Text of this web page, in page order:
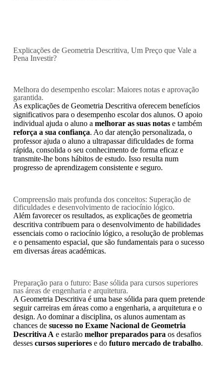
Explicações de Geometria Descritiva, Um Preço que Vale a
Pena Investir?
Melhora do desempenho escolar: Maiores notas e aprovação
garantida.
As explicações de Geometria Descritiva oferecem benefícios
significativos para o desempenho escolar dos alunos. O apoio
individual ajuda o aluno a melhorar as suas notase também
reforça a sua confiança. Ao dar atenção personalizada, o
professor ajuda o aluno a ultrapassar dificuldades de forma
rápida, consolida o seu conhecimento de forma eficaz e
transmite-lhe bons hábitos de estudo. Isso resulta num
progresso de aprendizagem consistente e seguro.
Compreensão mais profunda dos conceitos: Superação de
dificuldades e desenvolvimento de raciocínio lógico.
Além favorecer os resultados, as explicações de geometria
descritiva contribuem para o desenvolvimento de habilidades
essenciais como o raciocínio lógico, a resolução de problemas
e o pensamento espacial, que são fundamentais para o sucesso
em diversas áreas académicas.
Preparação para o futuro: Base sólida para cursos superiores
nas áreas de engenharia e arquitetura.
A Geometria Descritiva é uma base sólida para quem pretende
seguir carreiras em áreas como a engenharia, a arquitetura e o
design. Ao dominar a disciplina, os alunos aumentam as
chances de sucesso no Exame Nacional de Geometria
Descritiva A e estarão melhor preparados para os desafios
desses cursos superiorese do futuro mercado de trabalho.